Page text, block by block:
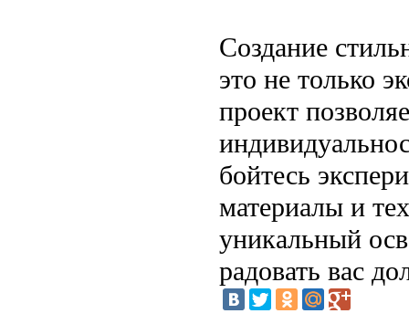
Создание
это не только
проект
бойтесь
материалы и
уникальный
радовать вас